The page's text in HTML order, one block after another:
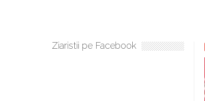
Ziaristii pe Facebook